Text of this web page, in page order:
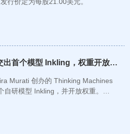
首个模型 Inkling，权重开放下
Murati 创办的 Thinking Machines
研模型 Inkling，并开放权重。